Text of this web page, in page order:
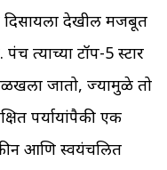
दिसायला देखील मजबूत
त्याच्या टॉप-5 स्टार
जातो, ज्यामुळे तो
पर्यायांपैकी एक
आणि स्वयंचलित